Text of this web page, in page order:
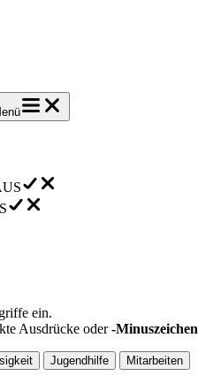
ein.
Ausdrücke oder-Minuszeichen
Jugendhilfe Mitarbeiten